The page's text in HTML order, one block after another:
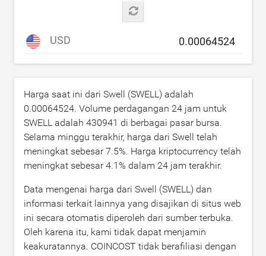
USD
Harga saat ini dari Swell (SWELL) adalah
0.00064524. Volume perdagangan 24 jam untuk
SWELL adalah 430941 di berbagai pasar bursa.
Selama minggu terakhir, harga dari Swell telah
meningkat sebesar7.5%. Harga kriptocurrency telah
meningkat sebesar4.1% dalam 24 jam terakhir.
Data mengenai harga dari Swell (SWELL) dan
informasi terkait lainnya yang disajikan di situs web
ini secara otomatis diperoleh dari sumber terbuka.
Oleh karena itu, kami tidak dapat menjamin
keakuratannya. COINCOST tidak berafiliasi dengan